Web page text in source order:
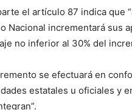
el artículo 87 indica que
Nacional incrementará sus
no inferior al 30% del
se efectuará en
estatales u oficiales y